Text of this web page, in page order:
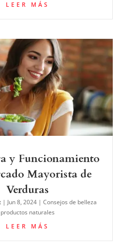
LEER MÁS
y Funcionamiento
Mayorista de
Verduras
| Jun 8, 2024| Consejos de belleza
productos naturales
LEER MÁS